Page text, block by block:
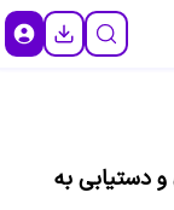
دستیابی به